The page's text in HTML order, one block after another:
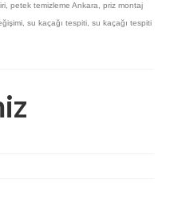
, petek temizleme Ankara, priz montaj
, su kaçağı tespiti, su kaçağı tespiti